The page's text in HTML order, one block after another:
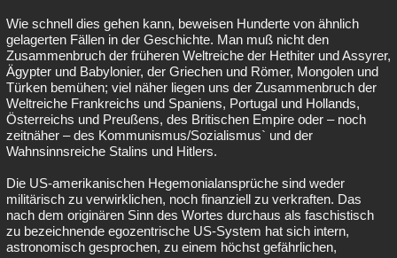
Wie schnell dies gehen kann, beweisen Hunderte von ähnlich
gelagerten Fällen in der Geschichte. Man muß nicht den
Zusammenbruch der früheren Weltreiche der Hethiter und Assyrer,
Ägypter und Babylonier, der Griechen und Römer, Mongolen und
Türken bemühen; viel näher liegen uns der Zusammenbruch der
Weltreiche Frankreichs und Spaniens, Portugal und Hollands,
Österreichs und Preußens, des Britischen Empire oder – noch
zeitnäher – des Kommunismus/Sozialismus` und der
Wahnsinnsreiche Stalins und Hitlers.
Die US-amerikanischen Hegemonialansprüche sind weder
militärisch zu verwirklichen, noch finanziell zu verkraften. Das
nach dem originären Sinn des Wortes durchaus als faschistisch
zu bezeichnende egozentrische US-System hat sich intern,
astronomisch gesprochen, zu einem höchst gefährlichen,